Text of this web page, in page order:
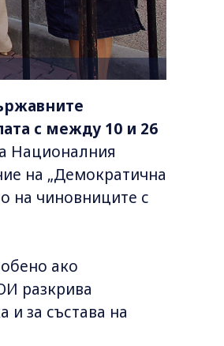
с между 10 и 26
Националния
на „Демократична
на чиновниците с
ако
разкрива
и за състава на